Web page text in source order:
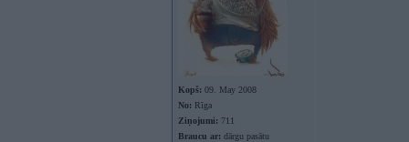
Kopš: 09. May 2008
No: Rīga
Ziņojumi: 711
Braucu ar: dārgu pasātu